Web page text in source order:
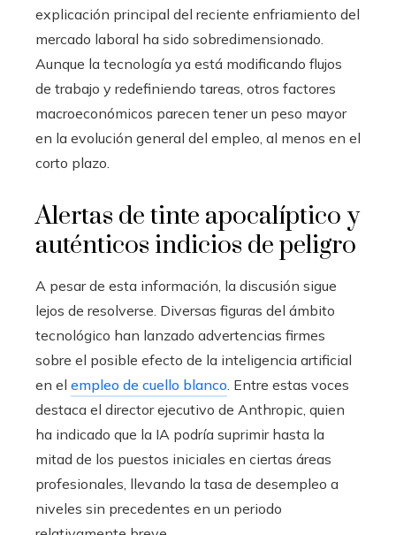
explicación principal del reciente enfriamiento del
mercado laboral ha sido sobredimensionado.
Aunque la tecnología ya está modificando flujos
de trabajo y redefiniendo tareas, otros factores
macroeconómicos parecen tener un peso mayor
en la evolución general del empleo, al menos en el
corto plazo.
Alertas de tinte apocalíptico y
auténticos indicios de peligro
A pesar de esta información, la discusión sigue
lejos de resolverse. Diversas figuras del ámbito
tecnológico han lanzado advertencias firmes
sobre el posible efecto de la inteligencia artificial
en el empleo de cuello blanco. Entre estas voces
destaca el director ejecutivo de Anthropic, quien
ha indicado que la IA podría suprimir hasta la
mitad de los puestos iniciales en ciertas áreas
profesionales, llevando la tasa de desempleo a
niveles sin precedentes en un periodo